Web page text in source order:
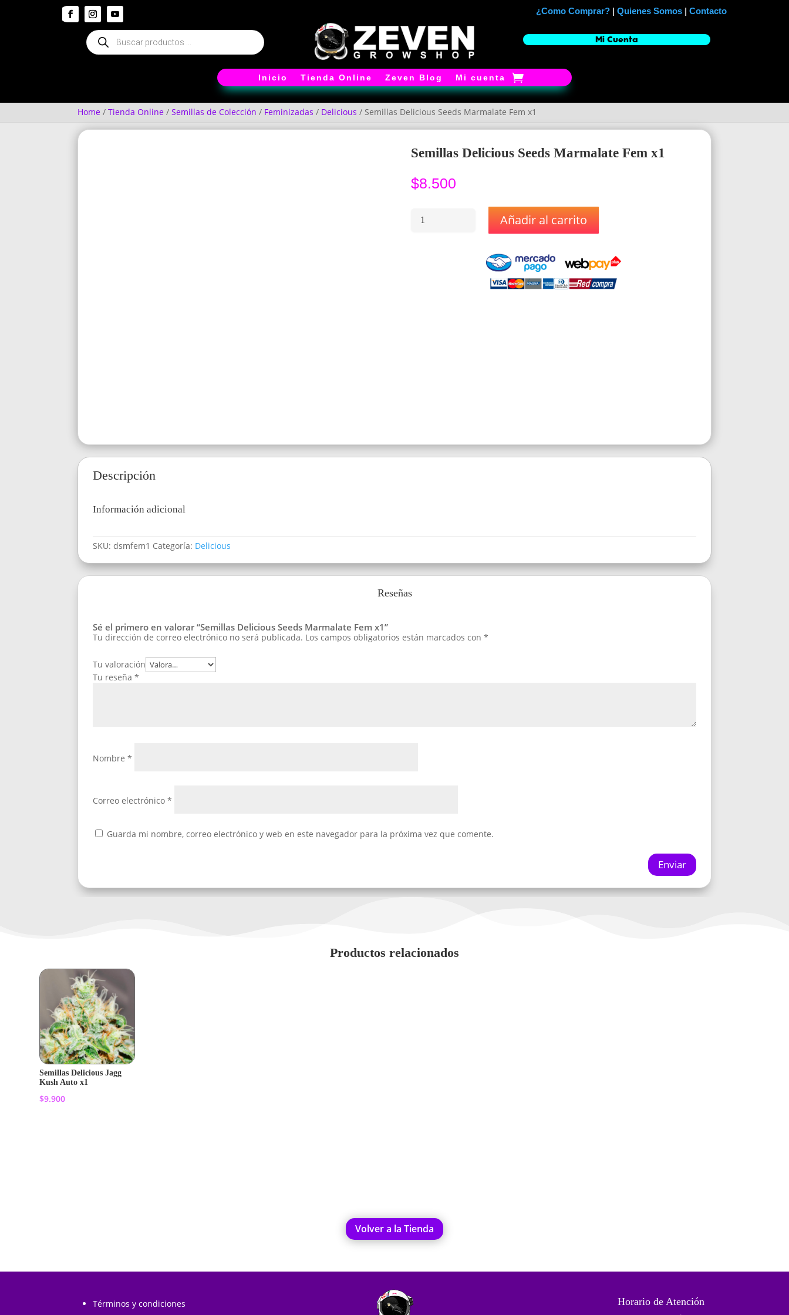
¿Como Comprar? |Quienes Somos |Contacto
Búsqueda
de
productos
Mi Cuenta
Inicio Tienda Online Zeven Blog Mi cuenta
Home / Tienda Online / Semillas de Colección / Feminizadas / Delicious / Semillas Delicious Seeds Marmalate Fem x1
Semillas Delicious Seeds Marmalate Fem x1
$8.500
Semillas
Añadir al carrito
Descripción
Información adicional
SKU: dsmfem1 Categoría: Delicious
Reseñas
Sé el primero en valorar “Semillas Delicious Seeds Marmalate Fem x1”
Tu dirección de correo electrónico no será publicada. Los campos obligatorios están marcados con *
Tu valoración
Tu reseña *
Nombre *
Correo electrónico *
Guarda mi nombre, correo electrónico y web en este navegador para la próxima vez que comente.
Enviar
Productos relacionados
Semillas Delicious Jagg
Kush Auto x1
$9.900
Volver a la Tienda
Términos y condiciones
Horario de Atención